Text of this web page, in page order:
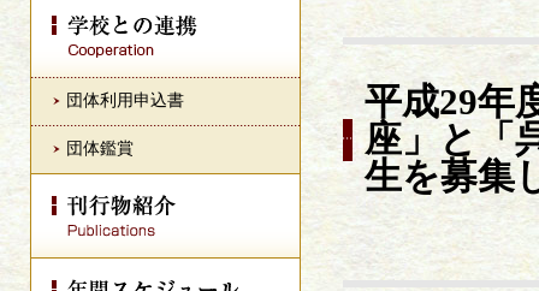
団体利用申込書
団体鑑賞
平成29年
座」と「
生を募集